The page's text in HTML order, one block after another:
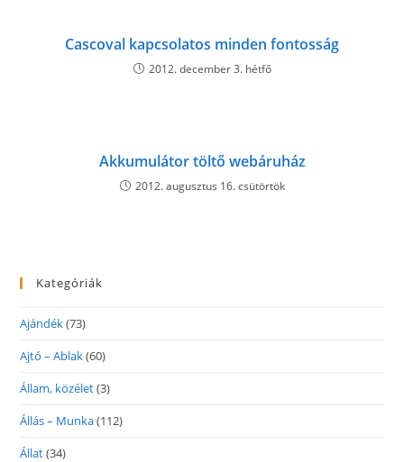
Cascoval kapcsolatos minden fontosság
2012. december 3. hétfő
Akkumulátor töltő webáruház
2012. augusztus 16. csütörtök
Kategóriák
Ajándék(73)
Ajtó – Ablak(60)
Állam, közélet(3)
Állás – Munka(112)
Állat(34)